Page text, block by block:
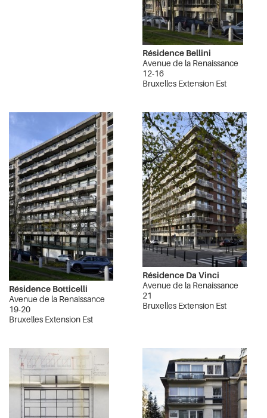
Résidence Bellini
Avenue de la Renaissance
12-16
Bruxelles Extension Est
Résidence Botticelli
Avenue de la Renaissance
19-20
Bruxelles Extension Est
Résidence Da Vinci
Avenue de la Renaissance
21
Bruxelles Extension Est